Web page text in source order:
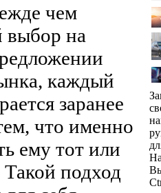
чем
выбор на
каждый
заранее
что именно
ему тот или
подход